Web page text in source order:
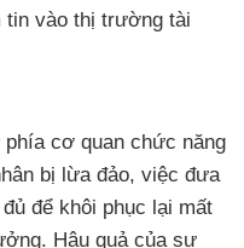
tin vào thị trường tài
cơ quan chức năng
bị lừa đảo, việc đưa
để khôi phục lại mất
Hậu quả của sự